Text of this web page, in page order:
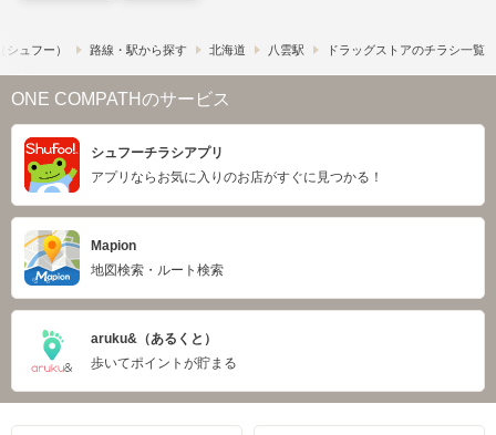
ュフー） 路線・駅から探す 北海道 八雲駅 ドラッグストアのチラシ一覧
ONE COMPATHのサービス
シュフーチラシアプリ
アプリならお気に入りのお店がすぐに見つかる！
Mapion
地図検索・ルート検索
aruku&（あるくと）
歩いてポイントが貯まる